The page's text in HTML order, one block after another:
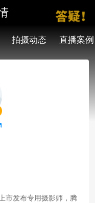
拍摄动态 直播案例
市发布专用摄影师，腾